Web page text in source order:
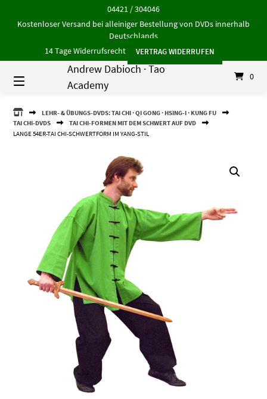
Inhalt
04421 / 304046
Kostenloser Versand bei alleiniger Bestellung von DVDs innerhalb
Deutschlands
14 Tage Widerrufsrecht
VERTRAG WIDERRUFEN
Andrew Dabioch · Tao
Academy
0
ANDREW
DABIOCH
·
LEHR- & ÜBUNGS-DVDS: TAI CHI · QI GONG · HSING-I · KUNG FU
TAI CHI-DVDS
TAI CHI-FORMEN MIT DEM SCHWERT AUF DVD
LANGE 54ER-TAI CHI-SCHWERTFORM IM YANG-STIL